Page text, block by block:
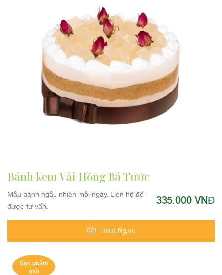
Bánh kem Vải Hồng Bá Tước
Mẫu bánh ngẫu nhiên mỗi ngày. Liên hệ để
được tư vấn.
335.000 VNĐ
Mua Ngay
Sản phẩm
mới